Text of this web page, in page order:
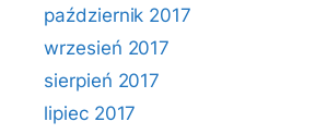
październik 2017
wrzesień 2017
sierpień 2017
lipiec 2017